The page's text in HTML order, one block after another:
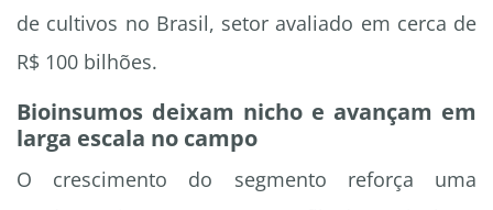
de cultivos no Brasil, setor avaliado em cerca de
R$ 100 bilhões.
Bioinsumos deixam nicho e avançam em
larga escala no campo
O crescimento do segmento reforça uma